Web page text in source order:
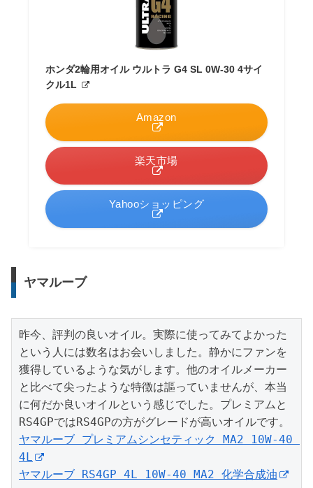
ホンダ2輪用オイル ウルトラ G4 SL 0W-30 4サイ
クル1L
Amazon
楽天市場
Yahooショッピング
ヤマルーブ
昨今、評判の良いオイル。実際に使ってみてよかった
という人には数名はお会いしました。静かにファンを
獲得しているような気がします。他のオイルメーカー
と比べて尖ったような特徴は謳っていませんが、本当
に何だか良いオイルという感じでした。プレミアムと
ヤマルーブ プレミアムシンセティック MA2 10W-40
4L
ヤマルーブ RS4GP 4L 10W-40 MA2 化学合成油